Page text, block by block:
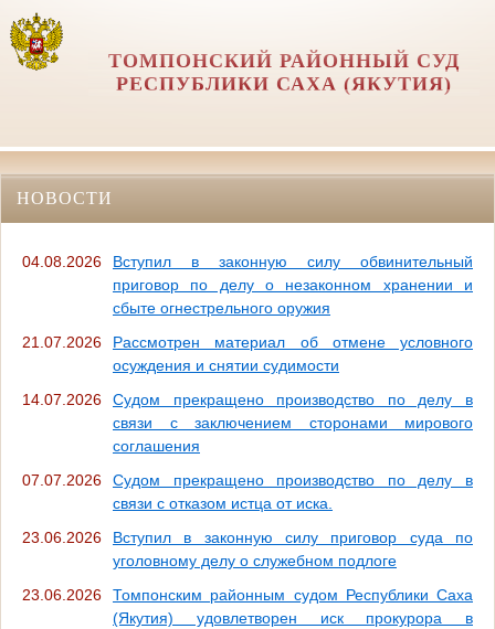
ТОМПОНСКИЙ РАЙОННЫЙ СУД
РЕСПУБЛИКИ САХА (ЯКУТИЯ)
НОВОСТИ
04.08.2026
Вступил в законную силу обвинительный
приговор по делу о незаконном хранении и
сбыте огнестрельного оружия
21.07.2026
Рассмотрен материал об отмене условного
осуждения и снятии судимости
14.07.2026
Судом прекращено производство по делу в
связи с заключением сторонами мирового
соглашения
07.07.2026
Судом прекращено производство по делу в
связи с отказом истца от иска.
23.06.2026
Вступил в законную силу приговор суда по
уголовному делу о служебном подлоге
23.06.2026
Томпонским районным судом Республики Саха
(Якутия) удовлетворен иск прокурора в